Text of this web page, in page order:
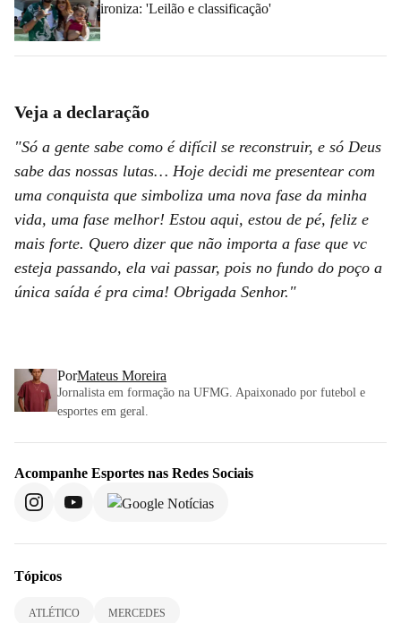
ironiza: 'Leilão e classificação'
Veja a declaração
"Só a gente sabe como é difícil se reconstruir, e só Deus
sabe das nossas lutas… Hoje decidi me presentear com
uma conquista que simboliza uma nova fase da minha
vida, uma fase melhor! Estou aqui, estou de pé, feliz e
mais forte. Quero dizer que não importa a fase que vc
esteja passando, ela vai passar, pois no fundo do poço a
única saída é pra cima! Obrigada Senhor."
PorMateus Moreira
Jornalista em formação na UFMG. Apaixonado por futebol e
esportes em geral.
Acompanhe Esportes nas Redes Sociais
Tópicos
ATLÉTICO MERCEDES